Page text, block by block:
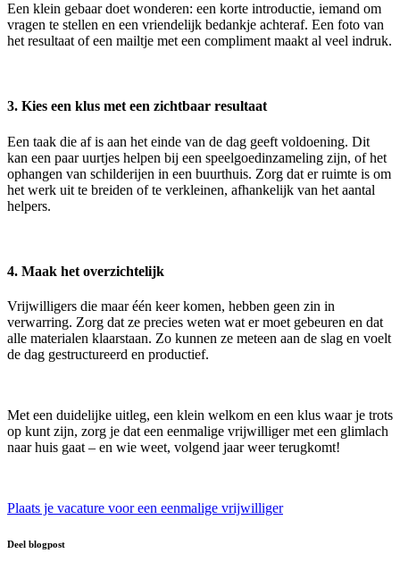
Een klein gebaar doet wonderen: een korte introductie, iemand om
vragen te stellen en een vriendelijk bedankje achteraf. Een foto van
het resultaat of een mailtje met een compliment maakt al veel indruk.
3. Kies een klus met een zichtbaar resultaat
Een taak die af is aan het einde van de dag geeft voldoening. Dit
kan een paar uurtjes helpen bij een speelgoedinzameling zijn, of het
ophangen van schilderijen in een buurthuis. Zorg dat er ruimte is om
het werk uit te breiden of te verkleinen, afhankelijk van het aantal
helpers.
4. Maak het overzichtelijk
Vrijwilligers die maar één keer komen, hebben geen zin in
verwarring. Zorg dat ze precies weten wat er moet gebeuren en dat
alle materialen klaarstaan. Zo kunnen ze meteen aan de slag en voelt
de dag gestructureerd en productief.
Met een duidelijke uitleg, een klein welkom en een klus waar je trots
op kunt zijn, zorg je dat een eenmalige vrijwilliger met een glimlach
naar huis gaat – en wie weet, volgend jaar weer terugkomt!
Plaats je vacature voor een eenmalige vrijwilliger
Deel blogpost